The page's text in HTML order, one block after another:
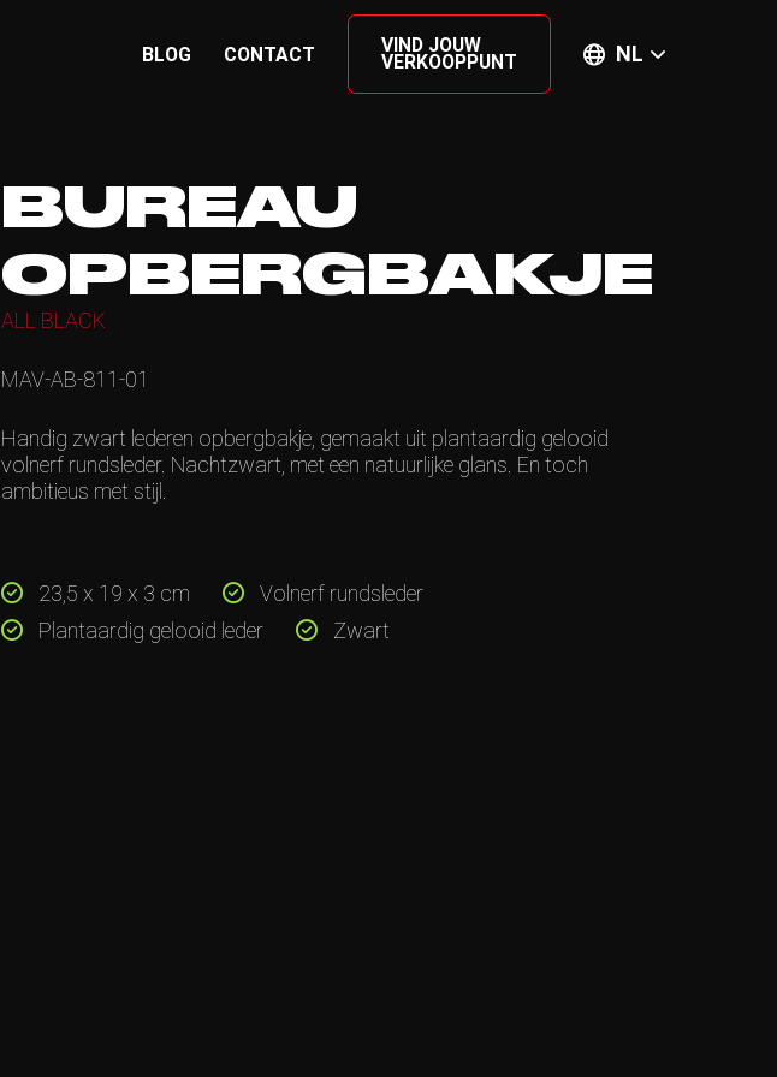
BLOG CONTACT VIND JOUW
VERKOOPPUNT NL
BUREAU
OPBERGBAKJE
ALL BLACK
MAV-AB-811-01
Handig zwart lederen opbergbakje, gemaakt uit plantaardig gelooid
volnerf rundsleder. Nachtzwart, met een natuurlijke glans. En toch
ambitieus met stijl.
23,5 x 19 x 3 cm
Volnerf rundsleder
Plantaardig gelooid leder
Zwart